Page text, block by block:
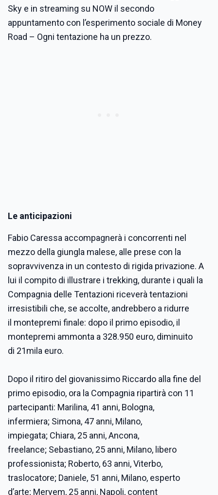
Sky e in streaming su NOW il secondo
appuntamento con l’esperimento sociale di Money
Road – Ogni tentazione ha un prezzo.
Le anticipazioni
Fabio Caressa accompagnerà i concorrenti nel
mezzo della giungla malese, alle prese con la
sopravvivenza in un contesto di rigida privazione. A
lui il compito di illustrare i trekking, durante i quali la
Compagnia delle Tentazioni riceverà tentazioni
irresistibili che, se accolte, andrebbero a ridurre
il montepremi finale: dopo il primo episodio, il
montepremi ammonta a 328.950 euro, diminuito
di 21mila euro.
Dopo il ritiro del giovanissimo Riccardo alla fine del
primo episodio, ora la Compagnia ripartirà con 11
partecipanti: Marilina, 41 anni, Bologna,
infermiera; Simona, 47 anni, Milano,
impiegata; Chiara, 25 anni, Ancona,
freelance; Sebastiano, 25 anni, Milano, libero
professionista; Roberto, 63 anni, Viterbo,
traslocatore; Daniele, 51 anni, Milano, esperto
d’arte; Meryem, 25 anni, Napoli, content